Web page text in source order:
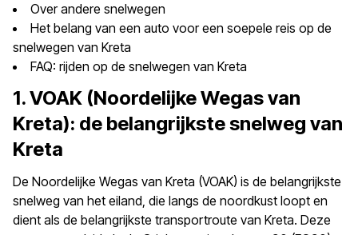
Over andere snelwegen
Het belang van een auto voor een soepele reis op de
snelwegen van Kreta
FAQ: rijden op de snelwegen van Kreta
1. VOAK (Noordelijke Wegas van
Kreta): de belangrijkste snelweg van
Kreta
De Noordelijke Wegas van Kreta (VOAK) is de belangrijkste
snelweg van het eiland, die langs de noordkust loopt en
dient als de belangrijkste transportroute van Kreta. Deze